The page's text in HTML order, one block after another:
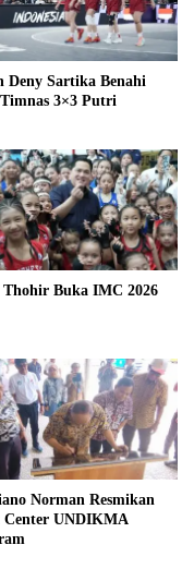
Deny Sartika Benahi
3×3 Putri
Buka IMC 2026
Norman Resmikan
Center UNDIKMA